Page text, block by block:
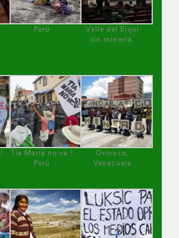
Perú
Valle del Elqui
sin minería.
Tía María no va !
Perú
Orinoco,
Venezuela